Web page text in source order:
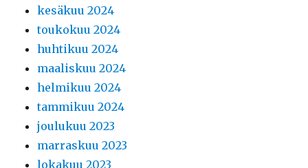
kesäkuu 2024
toukokuu 2024
huhtikuu 2024
maaliskuu 2024
helmikuu 2024
tammikuu 2024
joulukuu 2023
marraskuu 2023
lokakuu 2023